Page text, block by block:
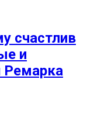
счастлив
и
Ремарка